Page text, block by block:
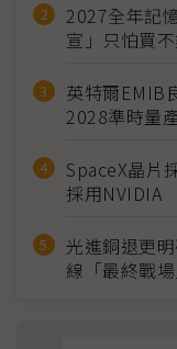
2027全年記
宣」只怕買
英特爾EMIB
2028準時量
SpaceX晶
採用NVIDIA
光進銅退更
線「最終戰場